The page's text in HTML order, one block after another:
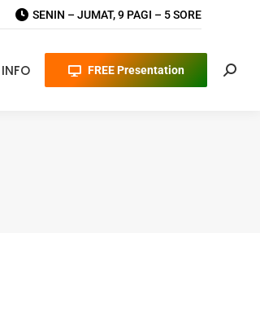
SENIN – JUMAT, 9 PAGI – 5 SORE
INFO FREE Presentation